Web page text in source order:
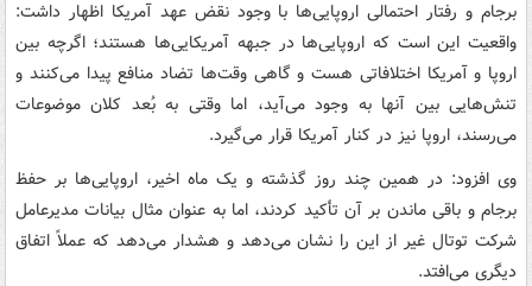
برجام و رفتار احتمالی اروپایی‌ها با وجود نقض عهد آمریکا اظهار داشت:
واقعیت این است که اروپایی‌ها در جبهه آمریکایی‌ها هستند؛ اگرچه بین
اروپا و آمریکا اختلافاتی هست و گاهی وقت‌ها تضاد منافع پیدا می‌کنند و
تنش‌هایی بین آنها به وجود می‌آید، اما وقتی به بُعد کلان موضوعات
می‌رسند، اروپا نیز در کنار آمریکا قرار می‌گیرد.
وی افزود: در همین چند روز گذشته و یک ماه اخیر، اروپایی‌ها بر حفظ
برجام و باقی‌ ماندن بر آن تأکید کردند، اما به عنوان مثال بیانات مدیرعامل
شرکت توتال غیر از این را نشان می‌دهد و هشدار می‌دهد که عملاً اتفاق
دیگری می‌افتد.